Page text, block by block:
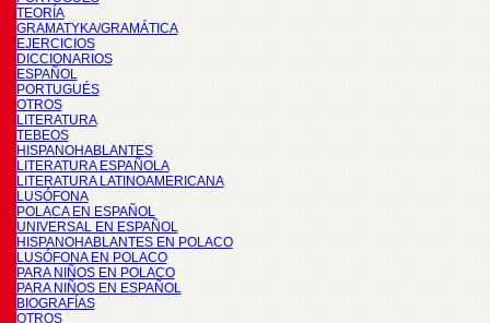
TEORÍA
GRAMATYKA/GRAMÁTICA
EJERCICIOS
DICCIONARIOS
ESPAÑOL
PORTUGUÉS
OTROS
LITERATURA
TEBEOS
HISPANOHABLANTES
LITERATURA ESPAÑOLA
LITERATURA LATINOAMERICANA
LUSÓFONA
POLACA EN ESPAÑOL
UNIVERSAL EN ESPAÑOL
HISPANOHABLANTES EN POLACO
LUSÓFONA EN POLACO
PARA NIÑOS EN POLACO
PARA NIÑOS EN ESPAÑOL
BIOGRAFÍAS
OTROS